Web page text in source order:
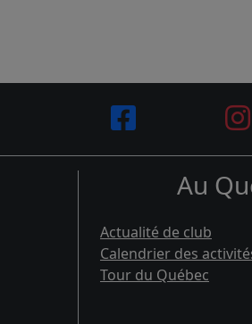
Au
Actualité de club
Calendrier des
Tour du Québec